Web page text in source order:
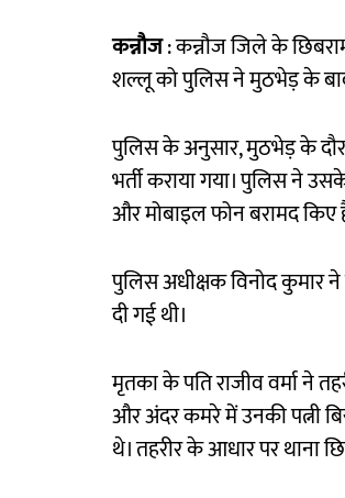
कन्नौज: कन्नौज जिले के
शल्लू को पुलिस ने मुठभेड़ के
पुलिस के अनुसार, मुठभेड़ के
भर्ती कराया गया। पुलिस ने
और मोबाइल फोन बरामद किए
पुलिस अधीक्षक विनोद कुमार
दी गई थी।
मृतका के पति राजीव वर्मा ने
और अंदर कमरे में उनकी पत्नी
थे। तहरीर के आधार पर थाना